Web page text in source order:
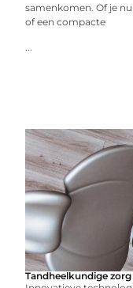
samenkomen. Of je
of een compacte
...
Tandheelkundige